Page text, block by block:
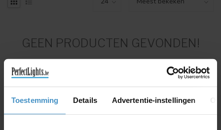
Toestemming Details Advertentie-instellingen
GEEN PRODUCTEN GEVONDEN!
Toon1-0van 0